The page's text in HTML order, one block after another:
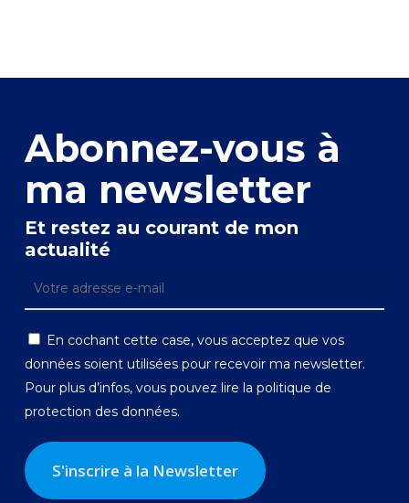
Abonnez-vous à
ma newsletter
Et restez au courant de mon
actualité
En cochant cette case, vous acceptez que vos
données soient utilisées pour recevoir ma newsletter.
Pour plus d’infos, vous pouvez lire la politique de
protection des données.